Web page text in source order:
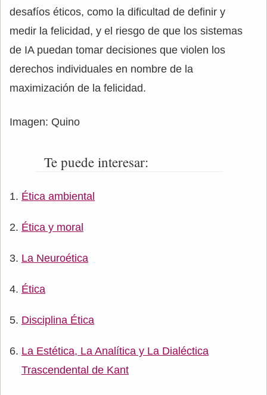
desafíos éticos, como la dificultad de definir y
medir la felicidad, y el riesgo de que los sistemas
de IA puedan tomar decisiones que violen los
derechos individuales en nombre de la
maximización de la felicidad.
Imagen: Quino
Te puede interesar:
Ética ambiental
Ética y moral
La Neuroética
Ética
Disciplina Ética
La Estética, La Analítica y La Dialéctica
Trascendental de Kant